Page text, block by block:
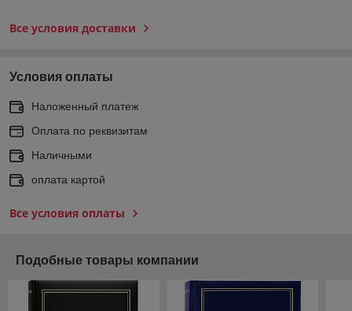
Все условия доставки
Условия оплаты
Наложенный платеж
Оплата по реквизитам
Наличными
оплата картой
Все условия оплаты
Подобные товары компании